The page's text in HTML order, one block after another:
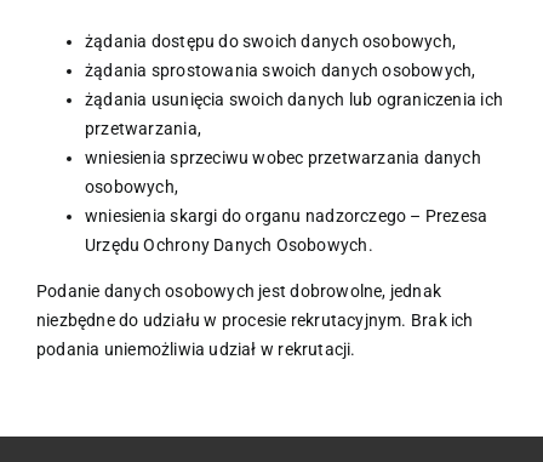
żądania dostępu do swoich danych osobowych,
żądania sprostowania swoich danych osobowych,
żądania usunięcia swoich danych lub ograniczenia ich
przetwarzania,
wniesienia sprzeciwu wobec przetwarzania danych
osobowych,
wniesienia skargi do organu nadzorczego – Prezesa
Urzędu Ochrony Danych Osobowych.
Podanie danych osobowych jest dobrowolne, jednak
niezbędne do udziału w procesie rekrutacyjnym. Brak ich
podania uniemożliwia udział w rekrutacji.